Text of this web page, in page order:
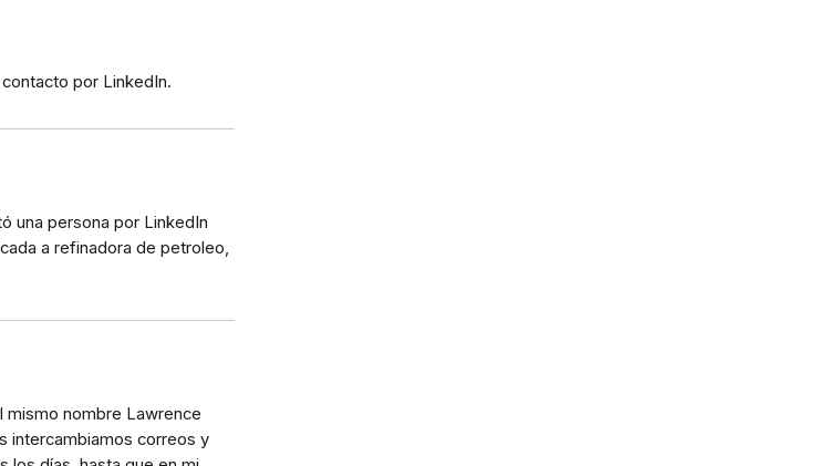
por LinkedIn.
una persona por LinkedIn
a refinadora de petroleo,
mismo nombre Lawrence
intercambiamos correos y